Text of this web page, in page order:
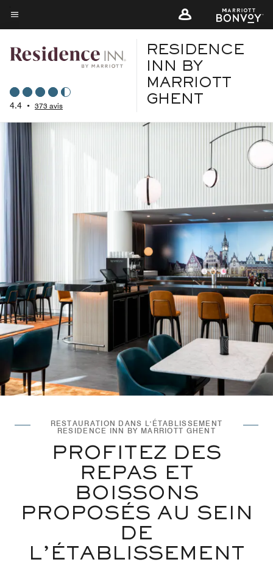
Skip
to
content
Texte du menu
4.4 • 373 avis
RESIDENCE
INN BY
MARRIOTT
GHENT
RESTAURATION DANS L'ÉTABLISSEMENT
RESIDENCE INN BY MARRIOTT GHENT
PROFITEZ DES
REPAS ET
BOISSONS
PROPOSÉS AU SEIN
DE
L’ÉTABLISSEMENT